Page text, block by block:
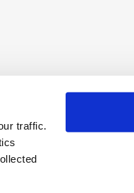
traffic.